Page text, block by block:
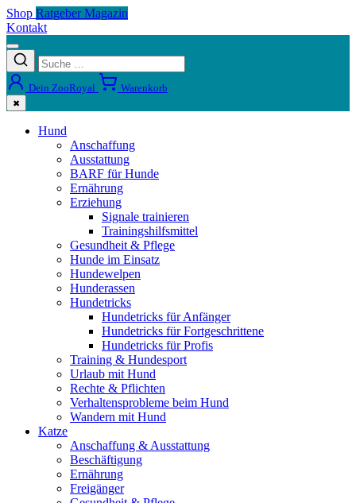
Shop Ratgeber Magazin
Kontakt
Dein ZooRoyal Warenkorb
✖
Hund
Anschaffung
Ausstattung
BARF für Hunde
Ernährung
Erziehung
Signale trainieren
Trainingshilfsmittel
Gesundheit & Pflege
Hunde im Einsatz
Hundewelpen
Hunderassen
Hundetricks
Hundetricks für Anfänger
Hundetricks für Fortgeschrittene
Hundetricks für Profis
Training & Hundesport
Urlaub mit Hund
Rechte & Pflichten
Verhaltensprobleme beim Hund
Wandern mit Hund
Katze
Anschaffung & Ausstattung
Beschäftigung
Ernährung
Freigänger